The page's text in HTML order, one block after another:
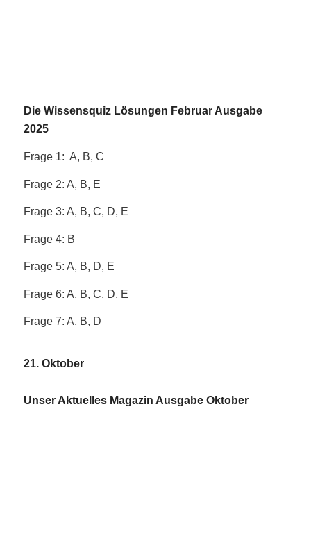
Die Wissensquiz Lösungen Februar Ausgabe
2025
Frage 1: A, B, C
Frage 2: A, B, E
Frage 3: A, B, C, D, E
Frage 4: B
Frage 5: A, B, D, E
Frage 6: A, B, C, D, E
Frage 7: A, B, D
21. Oktober
Unser Aktuelles Magazin Ausgabe Oktober